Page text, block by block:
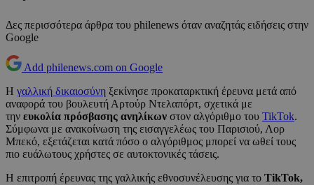
Δες περισσότερα άρθρα του philenews όταν αναζητάς ειδήσεις στην
Google
Add philenews.com on Google
Η γαλλική δικαιοσύνη ξεκίνησε προκαταρκτική έρευνα μετά από
αναφορά του βουλευτή Αρτούρ Ντελαπόρτ, σχετικά με
την ευκολία πρόσβασης ανηλίκων στον αλγόριθμο του TikTok.
Σύμφωνα με ανακοίνωση της εισαγγελέως του Παρισιού, Λορ
Μπεκό, εξετάζεται κατά πόσο ο αλγόριθμος μπορεί να ωθεί τους
πιο ευάλωτους χρήστες σε αυτοκτονικές τάσεις.
Η επιτροπή έρευνας της γαλλικής εθνοσυνέλευσης για το TikTok,